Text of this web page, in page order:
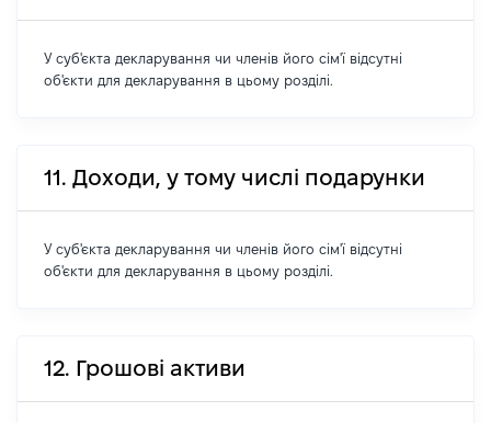
У суб'єкта декларування чи членів його сім'ї відсутні
об'єкти для декларування в цьому розділі.
11. Доходи, у тому числі подарунки
У суб'єкта декларування чи членів його сім'ї відсутні
об'єкти для декларування в цьому розділі.
12. Грошові активи